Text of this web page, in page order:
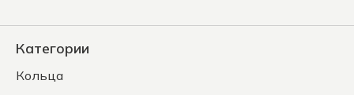
Категории
Кольца